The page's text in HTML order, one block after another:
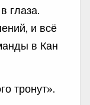
глаза.
и всё
в Кан
тронут».